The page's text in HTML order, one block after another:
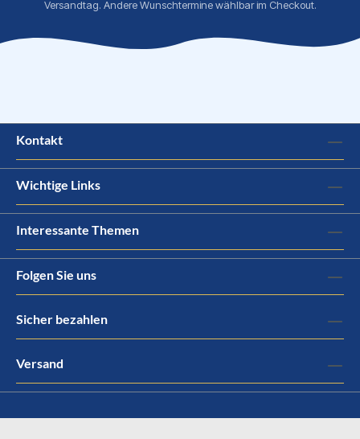
Versandtag. Andere Wunschtermine wählbar im Checkout.
Kontakt
Wichtige Links
Interessante Themen
Folgen Sie uns
Sicher bezahlen
Versand